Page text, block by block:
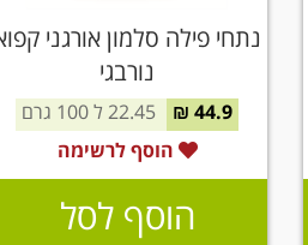
נתחי פילה סלמון אורגני
נורבגי
44.9 ₪
הוסף לרשימה
הוסף לסל